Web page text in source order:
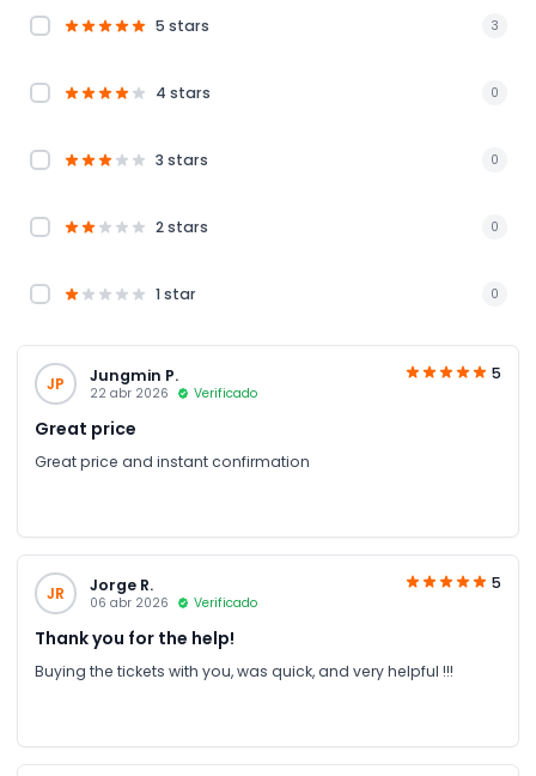
5 stars 3
4 stars 0
3 stars 0
2 stars 0
1 star 0
JP Jungmin P.
22 abr 2026 Verificado
5
Great price
Great price and instant confirmation
JR Jorge R.
06 abr 2026 Verificado
5
Thank you for the help!
Buying the tickets with you, was quick, and very helpful !!!